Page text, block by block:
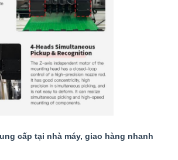
cấp tại nhà máy, giao hàng nhanh